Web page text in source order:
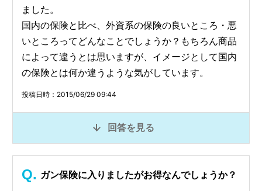
ました。
国内の保険と比べ、外資系の保険の良いところ・悪
いところってどんなことでしょうか？もちろん商品
によって違うとは思いますが、イメージとして国内
の保険とは何か違うような気がしています。
投稿日時：2015/06/29 09:44
回答を見る
ガン保険に入りましたがお得なんでしょうか？